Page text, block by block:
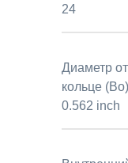
24
Диаметр
кольце
0.562 inch